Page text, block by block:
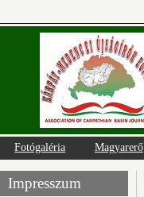
Fotógaléria Magyarerő
Impresszum